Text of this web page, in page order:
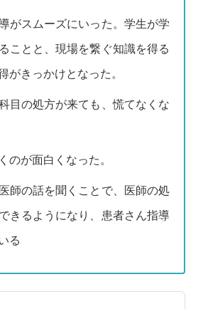
がスムーズにいった。学生が学
ことと、現場を繋ぐ知識を得る
がきっかけとなった。
目の処方が来ても、慌てなくな
のが面白くなった。
師の話を聞くことで、医師の処
きるようになり、患者さん指導
る